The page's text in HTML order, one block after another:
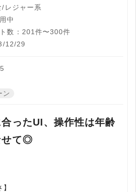
レジャー系
中
数：201件〜300件
12/29
ン
ったUI、操作性は年齢
せて◎